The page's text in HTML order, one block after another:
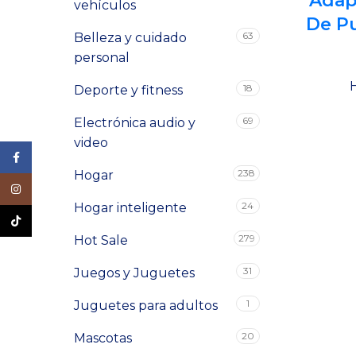
vehículos
Belleza y cuidado
personal
63
Deporte y fitness 18
Electrónica audio y
video
69
Hogar 238
Hogar inteligente 24
Hot Sale 279
Juegos y Juguetes 31
Juguetes para adultos 1
Mascotas 20
De